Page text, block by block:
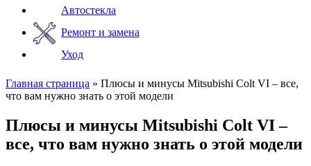
Автостекла
Ремонт и замена
Уход
Главная страница » Плюсы и минусы Mitsubishi Colt VI – все,
что вам нужно знать о этой модели
Плюсы и минусы Mitsubishi Colt VI –
все, что вам нужно знать о этой модели